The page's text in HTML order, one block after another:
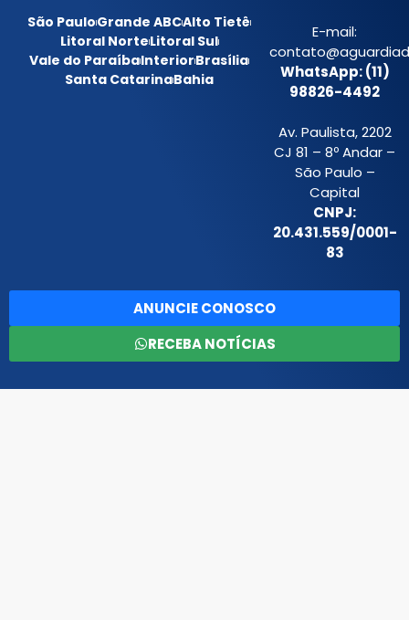
São PauloGrande ABCAlto Tietê
Litoral NorteLitoral Sul
Vale do ParaíbaInteriorBrasília
Santa CatarinaBahia
E-mail:
WhatsApp: (11)
98826-4492
Av. Paulista, 2202
CJ 81 – 8º Andar –
São Paulo –
Capital
CNPJ:
20.431.559/0001-
83
ANUNCIE CONOSCO
RECEBA NOTÍCIAS